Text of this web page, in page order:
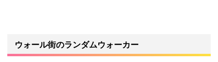
ウォール街のランダムウォーカー